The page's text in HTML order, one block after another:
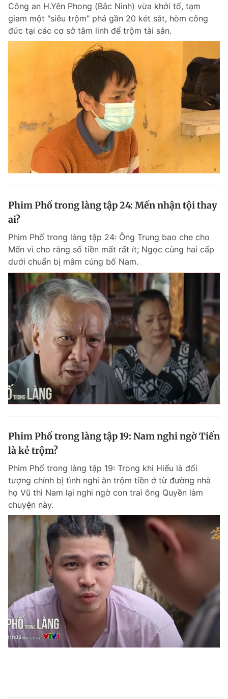
Công an H.Yên Phong (Bắc Ninh) vừa khởi tố, tạm
giam một "siêu trộm" phá gần 20 két sắt, hòm công
đức tại các cơ sở tâm linh để trộm tài sản.
Phim Phố trong làng tập 24: Mến nhận tội thay
ai?
Phim Phố trong làng tập 24: Ông Trung bao che cho
Mến vì cho rằng số tiền mất rất ít; Ngọc cùng hai cấp
dưới chuẩn bị mâm cúng bố Nam.
Phim Phố trong làng tập 19: Nam nghi ngờ Tiến
là kẻ trộm?
Phim Phố trong làng tập 19: Trong khi Hiếu là đối
tượng chính bị tình nghi ăn trộm tiền ở từ đường nhà
họ Vũ thì Nam lại nghi ngờ con trai ông Quyền làm
chuyện này.